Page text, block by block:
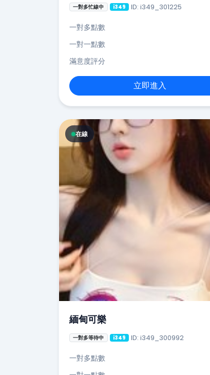
一對多忙線中 i349 ID: i349_301225
一對多點數
一對一點數
滿意度評分
立即進入
在線
緬甸可樂
一對多等待中 i349 ID: i349_300992
一對多點數